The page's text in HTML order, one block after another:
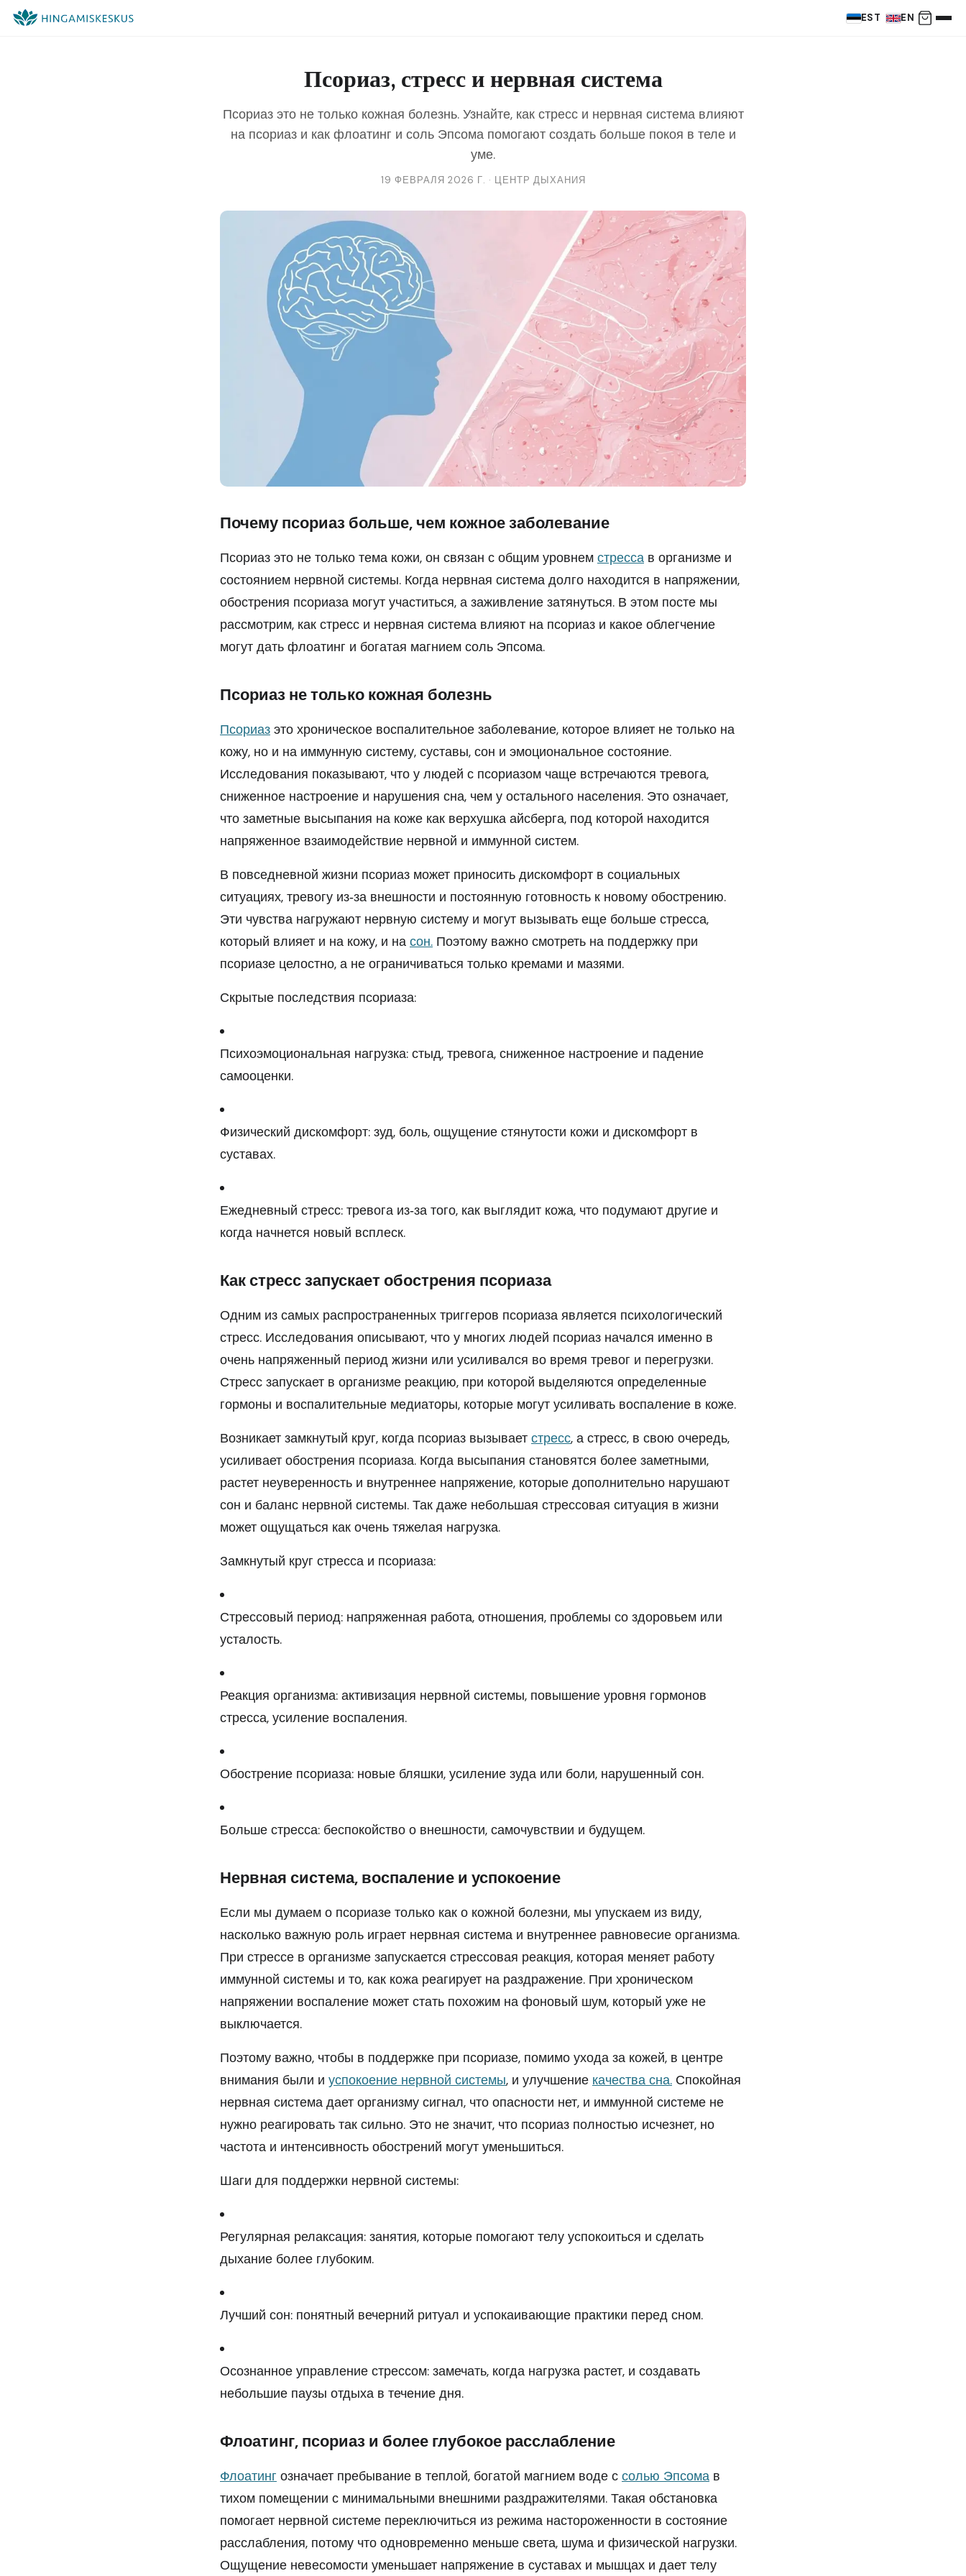
EST EN
Псориаз, стресс и нервная система
Псориаз это не только кожная болезнь. Узнайте, как стресс и нервная система влияют
на псориаз и как флоатинг и соль Эпсома помогают создать больше покоя в теле и
уме.
19 ФЕВРАЛЯ 2026 Г. · ЦЕНТР ДЫХАНИЯ
Почему псориаз больше, чем кожное заболевание
Псориаз это не только тема кожи, он связан с общим уровнем стресса в организме и
состоянием нервной системы. Когда нервная система долго находится в напряжении,
обострения псориаза могут участиться, а заживление затянуться. В этом посте мы
рассмотрим, как стресс и нервная система влияют на псориаз и какое облегчение
могут дать флоатинг и богатая магнием соль Эпсома.
Псориаз не только кожная болезнь
Псориаз это хроническое воспалительное заболевание, которое влияет не только на
кожу, но и на иммунную систему, суставы, сон и эмоциональное состояние.
Исследования показывают, что у людей с псориазом чаще встречаются тревога,
сниженное настроение и нарушения сна, чем у остального населения. Это означает,
что заметные высыпания на коже как верхушка айсберга, под которой находится
напряженное взаимодействие нервной и иммунной систем.
В повседневной жизни псориаз может приносить дискомфорт в социальных
ситуациях, тревогу из‑за внешности и постоянную готовность к новому обострению.
Эти чувства нагружают нервную систему и могут вызывать еще больше стресса,
который влияет и на кожу, и на сон. Поэтому важно смотреть на поддержку при
псориазе целостно, а не ограничиваться только кремами и мазями.
Скрытые последствия псориаза:
Психоэмоциональная нагрузка: стыд, тревога, сниженное настроение и падение
самооценки.
Физический дискомфорт: зуд, боль, ощущение стянутости кожи и дискомфорт в
суставах.​
Ежедневный стресс: тревога из‑за того, как выглядит кожа, что подумают другие и
когда начнется новый всплеск.
Как стресс запускает обострения псориаза
Одним из самых распространенных триггеров псориаза является психологический
стресс. Исследования описывают, что у многих людей псориаз начался именно в
очень напряженный период жизни или усиливался во время тревог и перегрузки.
Стресс запускает в организме реакцию, при которой выделяются определенные
гормоны и воспалительные медиаторы, которые могут усиливать воспаление в коже.
Возникает замкнутый круг, когда псориаз вызывает стресс, а стресс, в свою очередь,
усиливает обострения псориаза. Когда высыпания становятся более заметными,
растет неуверенность и внутреннее напряжение, которые дополнительно нарушают
сон и баланс нервной системы. Так даже небольшая стрессовая ситуация в жизни
может ощущаться как очень тяжелая нагрузка.
Замкнутый круг стресса и псориаза:
Стрессовый период: напряженная работа, отношения, проблемы со здоровьем или
усталость.
Реакция организма: активизация нервной системы, повышение уровня гормонов
стресса, усиление воспаления.
Обострение псориаза: новые бляшки, усиление зуда или боли, нарушенный сон.
Больше стресса: беспокойство о внешности, самочувствии и будущем.
Нервная система, воспаление и успокоение
Если мы думаем о псориазе только как о кожной болезни, мы упускаем из виду,
насколько важную роль играет нервная система и внутреннее равновесие организма.
При стрессе в организме запускается стрессовая реакция, которая меняет работу
иммунной системы и то, как кожа реагирует на раздражение. При хроническом
напряжении воспаление может стать похожим на фоновый шум, который уже не
выключается.
Поэтому важно, чтобы в поддержке при псориазе, помимо ухода за кожей, в центре
внимания были и успокоение нервной системы, и улучшение качества сна. Спокойная
нервная система дает организму сигнал, что опасности нет, и иммунной системе не
нужно реагировать так сильно. Это не значит, что псориаз полностью исчезнет, но
частота и интенсивность обострений могут уменьшиться.
Шаги для поддержки нервной системы:
Регулярная релаксация: занятия, которые помогают телу успокоиться и сделать
дыхание более глубоким.
Лучший сон: понятный вечерний ритуал и успокаивающие практики перед сном.
Осознанное управление стрессом: замечать, когда нагрузка растет, и создавать
небольшие паузы отдыха в течение дня.
Флоатинг, псориаз и более глубокое расслабление
Флоатинг означает пребывание в теплой, богатой магнием воде с солью Эпсома в
тихом помещении с минимальными внешними раздражителями. Такая обстановка
помогает нервной системе переключиться из режима настороженности в состояние
расслабления, потому что одновременно меньше света, шума и физической нагрузки.
Ощущение невесомости уменьшает напряжение в суставах и мышцах и дает телу